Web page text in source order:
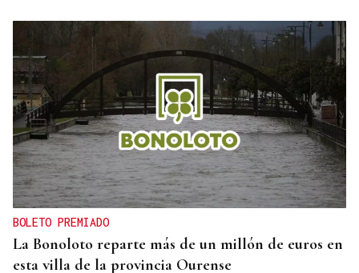
BOLETO PREMIADO
La Bonoloto reparte más de un millón de euros en
esta villa de la provincia Ourense